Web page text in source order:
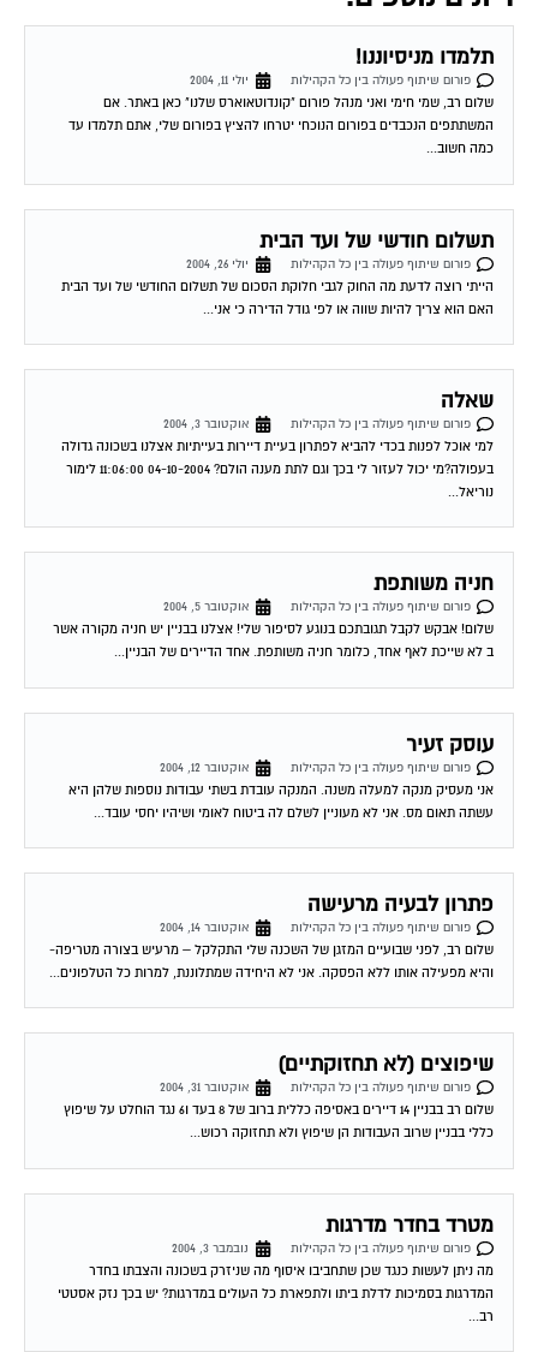
תלמדו מניסיוננו!
פורום שיתוף פעולה בין כל הקהילות
שלום רב, שמי חימי ואני מנהל פורום "קונדוטאוארס שלנו" כאן באתר. אם
המשתתפים הנכבדים בפורום הנוכחי יטרחו להציץ בפורום שלי, אתם תלמדו עד
כמה חשוב...
תשלום חודשי של ועד הבית
פורום שיתוף פעולה בין כל הקהילות
הייתי רוצה לדעת מה החוק לגבי חלוקת הסכום של תשלום החודשי של ועד הבית
האם הוא צריך להיות שווה או לפי גודל הדירה כי אני...
שאלה
פורום שיתוף פעולה בין כל הקהילות
למי אוכל לפנות בכדי להביא לפתרון בעיית דיירות בעייתיות אצלנו בשכונה גדולה
בעפולה?מי יכול לעזור לי בכך וגם לתת מענה הולם? 04-10-2004 11:06:00 לימור
נוריאל...
חניה משותפת
פורום שיתוף פעולה בין כל הקהילות
שלום! אבקש לקבל תגובתכם בנוגע לסיפור שלי! אצלנו בבניין יש חניה מקורה אשר
ב לא שייכת לאף אחד, כלומר חניה משותפת. אחד הדיירים של הבניין...
עוסק זעיר
פורום שיתוף פעולה בין כל הקהילות
אני מעסיק מנקה למעלה משנה. המנקה עובדת בשתי עבודות נוספות שלהן היא
עשתה תאום מס. אני לא מעוניין לשלם לה ביטוח לאומי ושיהיו יחסי עובד...
פתרון לבעיה מרעישה
פורום שיתוף פעולה בין כל הקהילות
שלום רב, לפני שבועיים המזגן של השכנה שלי התקלקל – מרעיש בצורה מטריפה-
והיא מפעילה אותו ללא הפסקה. אני לא היחידה שמתלוננת, למרות כל הטלפונים...
שיפוצים (לא תחזוקתיים)
פורום שיתוף פעולה בין כל הקהילות
שלום רב בבניין 14 דיירים באסיפה כללית ברוב של 8 בעד ו6 נגד הוחלט על שיפוץ
כללי בבניין שרוב העבודות הן שיפוץ ולא תחזוקה רכוש...
מטרד בחדר מדרגות
פורום שיתוף פעולה בין כל הקהילות
מה ניתן לעשות כנגד שכן שתחביבו איסוף מה שניזרק בשכונה והצבתו בחדר
המדרגות בסמיכות לדלת ביתו ולתפארת כל העולים במדרגות? יש בכך נזק אסטטי
רב...